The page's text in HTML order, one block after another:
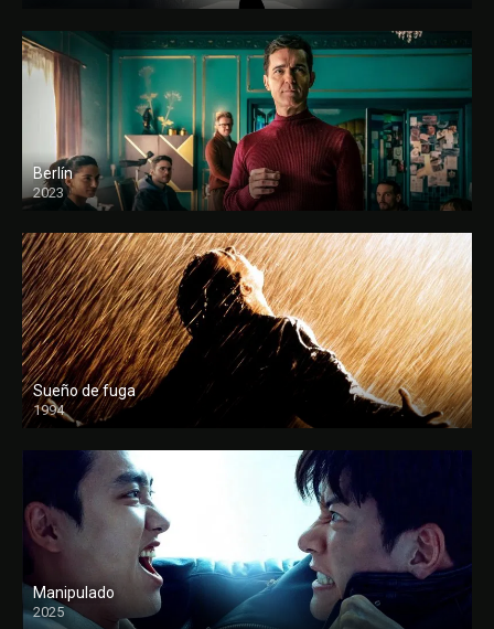
Berlín
2023
Sueño de fuga
1994
FULL HD
Manipulado
2025